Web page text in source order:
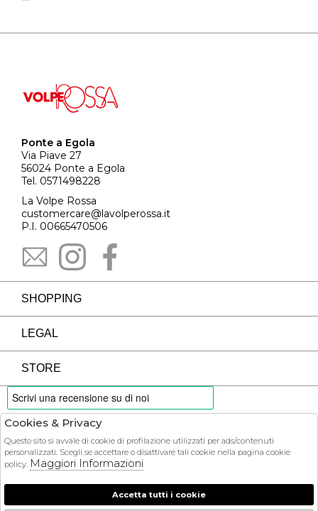
Ponte a Egola
Via Piave 27
56024 Ponte a Egola
Tel. 0571498228
La Volpe Rossa
customercare@lavolperossa.it
P.I. 00665470506
SHOPPING
LEGAL
STORE
PAYMENTS
COURIER
Cookies & Privacy
Questo sito si avvale di cookie di profilazione utilizzati per ads/contenuti
personalizzati. Scegli se accettare o disattivare tali cookie nella pagina cookie
policy. Maggiori Informazioni
Accetta tutti i cookie